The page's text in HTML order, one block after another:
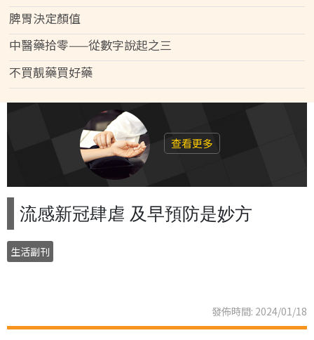
脾胃決定顏值
中醫藥拾零——從數字說起之三
不買靚藥買好藥
查看更多
流感新冠肆虐 及早預防是妙方
生活副刊
發佈時間: 2024/01/18